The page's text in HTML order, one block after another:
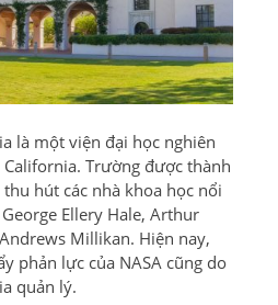
là một viện đại học nghiên
Trường được thành
hút các nhà khoa học nổi
Ellery Hale, Arthur
Millikan. Hiện nay,
phản lực của NASA cũng do
quản lý.